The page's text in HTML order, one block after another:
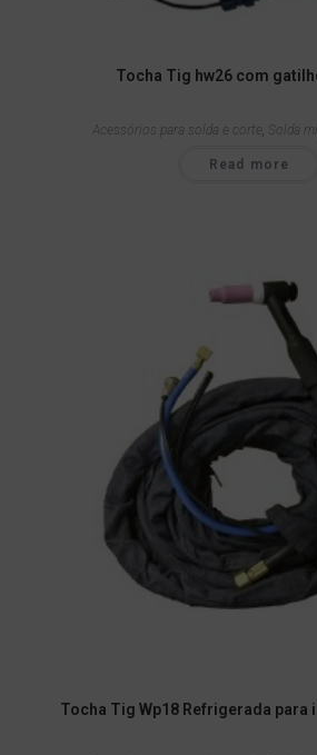
Tocha Tig hw26 com
Acessórios para solda e corte, Solda
Read more
Tocha Tig Wp18 Refrigerada para